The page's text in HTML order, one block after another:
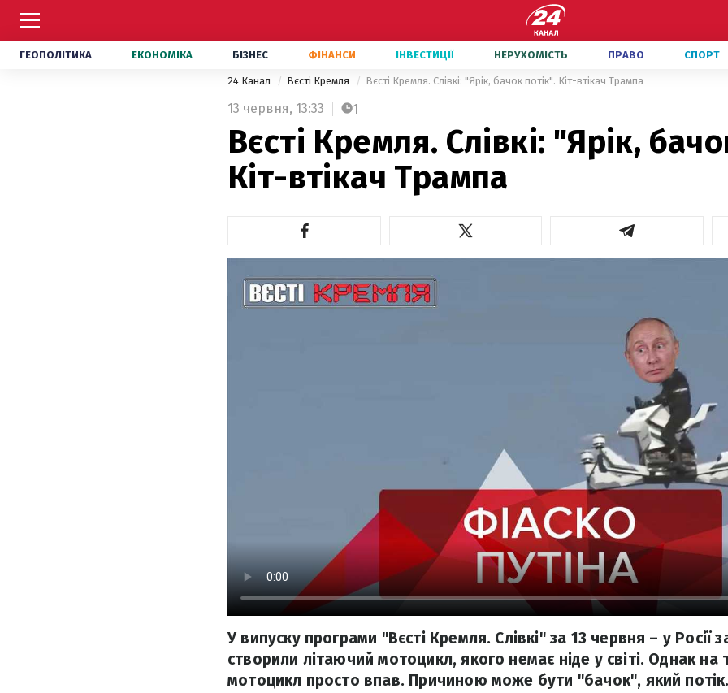
ГЕОПОЛІТИКА ЕКОНОМІКА БІЗНЕС ФІНАНСИ ІНВЕСТИЦІЇ НЕРУХОМІСТЬ ПРАВО СПОРТ
24 Канал Вєсті Кремля Вєсті Кремля. Слівкі: "Ярік, бачок потік". Кіт-втікач Трампа
13 червня, 13:33 1
Вєсті Кремля. Слівкі: "Ярік,
Кіт-втікач Трампа
У випуску програми "Вєсті Кремля. Слівкі" за 13 червня – у Росії
створили літаючий мотоцикл, якого немає ніде у світі. Однак на
мотоцикл просто впав. Причиною може бути "бачок", який потік.